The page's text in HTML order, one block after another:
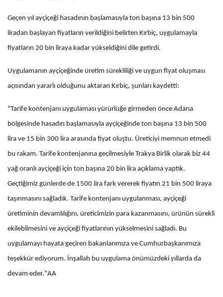
Geçen yıl ayçiçeği hasadının başlamasıyla ton başına 13 bin 500
liradan başlayan fiyatların verildiğini belirten Kırbiç, uygulamayla
fiyatların 20 bin liraya kadar yükseldiğini dile getirdi.
Uygulamanın ayçiçeğinde üretim sürekliliği ve uygun fiyat oluşması
açısından yararlı olduğunu aktaran Kırbiç, şunları kaydetti:
"Tarife kontenjanı uygulaması yürürlüğe girmeden önce Adana
bölgesinde hasadın başlamasıyla ayçiçeğinde ton başına 13 bin 500
lira ve 15 bin 300 lira arasında fiyat oluştu. Üreticiyi memnun etmedi
bu rakam. Tarife kontenjanına geçilmesiyle Trakya Birlik olarak biz 44
yağ oranlı ayçiçeği için ton başına 20 bin lira açıklama yaptık.
Geçtiğimiz günlerde de 1500 lira fark vererek fiyatın 21 bin 500 liraya
taşınmasını sağladık. Tarife kontenjanı uygulanması, ayçiçeği
üretiminin devamlılığını, üreticimizin para kazanmasını, ürünün sürekli
ekilebilmesini ve ayçiçeği fiyatlarının yükselmesini sağladı. Bu
uygulamayı hayata geçiren bakanlarımıza ve Cumhurbaşkanımıza
teşekkür ediyorum. İnşallah bu uygulama önümüzdeki yıllarda da
devam eder."AA